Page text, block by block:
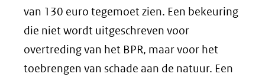
van 130 euro tegemoet zien. Een bekeuring
die niet wordt uitgeschreven voor
overtreding van het BPR, maar voor het
toebrengen van schade aan de natuur. Een